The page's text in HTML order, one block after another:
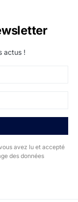
actus !
avez lu et accepté
des données